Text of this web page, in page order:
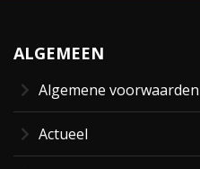
ALGEMEEN
Algemene voorwaarden
Actueel